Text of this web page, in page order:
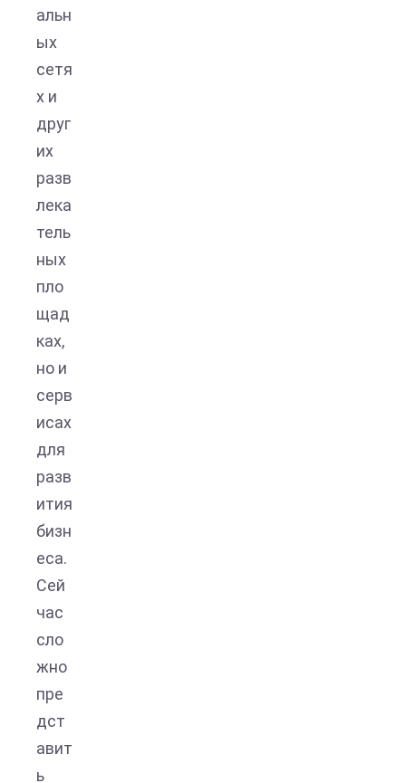
альн
ых
сетя
х и
друг
их
разв
лека
тель
ных
пло
щад
ках,
но и
серв
исах
для
разв
ития
бизн
еса.
Сей
час
сло
жно
пре
дст
авит
ь